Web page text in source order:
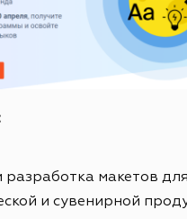
разработка макетов для
и сувенирной